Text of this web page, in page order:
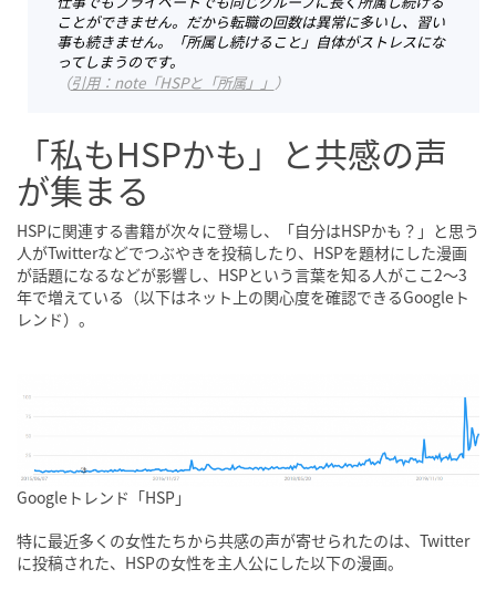
ことができません。だから転職の回数は異常に多いし、習い
事も続きません。「所属し続けること」自体がストレスにな
ってしまうのです。
（引用：note「HSPと「所属」」 ）
「私もHSPかも」と共感の声
が集まる
HSPに関連する書籍が次々に登場し、「自分はHSPかも？」と思う
人がTwitterなどでつぶやきを投稿したり、HSPを題材にした漫画
が話題になるなどが影響し、HSPという言葉を知る人がここ2～3
年で増えている（以下はネット上の関心度を確認できるGoogleト
レンド）。
Googleトレンド「HSP」
特に最近多くの女性たちから共感の声が寄せられたのは、Twitter
に投稿された、HSPの女性を主人公にした以下の漫画。